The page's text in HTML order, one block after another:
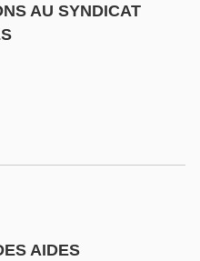
AU SYNDICAT
AIDES